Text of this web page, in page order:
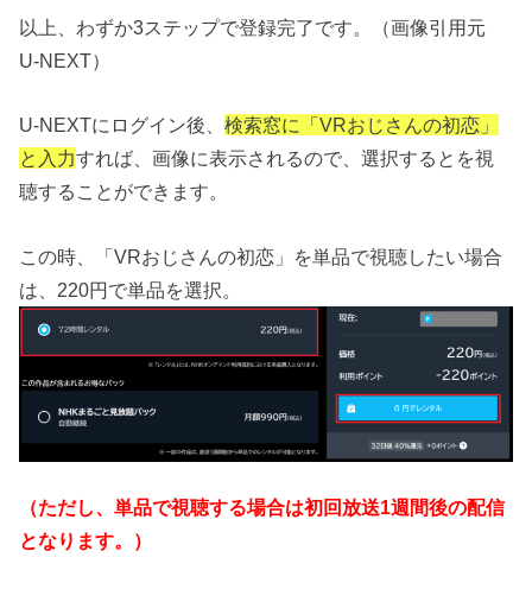
以上、わずか3ステップで登録完了です。（画像引用元
U-NEXT）
U-NEXTにログイン後、検索窓に「VRおじさんの初恋」
と入力すれば、画像に表示されるので、選択するとを視
聴することができます。
この時、「VRおじさんの初恋」を単品で視聴したい場合
は、220円で単品を選択。
（ただし、単品で視聴する場合は初回放送1週間後の配信
となります。）